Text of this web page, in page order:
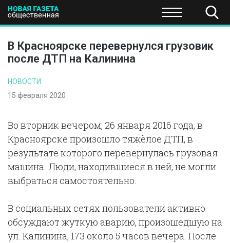
ПОЛИТИКА ЭКОНОМИКА НАУКА И
В Красноярске перевернулся грузовик
после ДТП на Калинина
НОВОСТИ
15 февраля 2020
Во вторник вечером, 26 января 2016 года, в
Красноярске произошло тяжёлое ДТП, в
результате которого перевернулась грузовая
машина. Люди, находившиеся в ней, не могли
выбраться самостоятельно.
В социальных сетях пользователи активно
обсуждают жуткую аварию, произошедшую на
ул. Калинина, 173 около 5 часов вечера. После